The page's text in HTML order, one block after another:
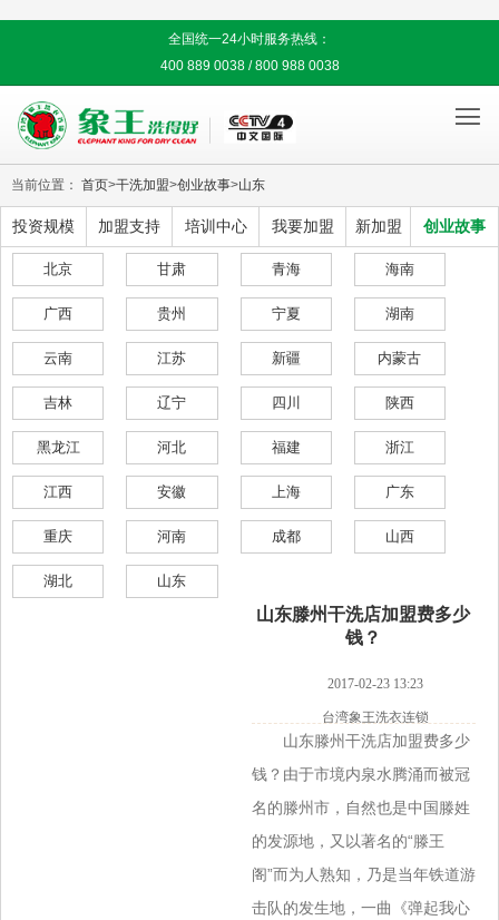
全国统一24小时服务热线：
400 889 0038 / 800 988 0038

当前位置： 首页>干洗加盟>创业故事>山东
投资规模 加盟支持 培训中心 我要加盟 新加盟 创业故事
北京 甘肃 青海 海南
广西 贵州 宁夏 湖南
云南 江苏 新疆 内蒙古
吉林 辽宁 四川 陕西
黑龙江 河北 福建 浙江
江西 安徽 上海 广东
重庆 河南 成都 山西
湖北 山东
山东滕州干洗店加盟费多少
钱？
2017-02-23 13:23
台湾象王洗衣连锁
山东滕州干洗店加盟费多少
钱？由于市境内泉水腾涌而被冠
名的滕州市，自然也是中国滕姓
的发源地，又以著名的“滕王
阁”而为人熟知，乃是当年铁道游
击队的发生地，一曲《弹起我心